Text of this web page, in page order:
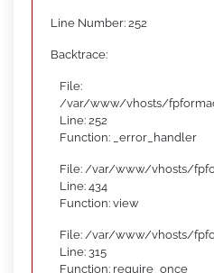
Line Number: 252
Backtrace:
File:
/var/www/vhosts/
Line: 252
Function: _error_handler
File: /var/www/vhosts/
Line: 434
Function: view
File: /var/www/vhosts/
Line: 315
Function: require_once